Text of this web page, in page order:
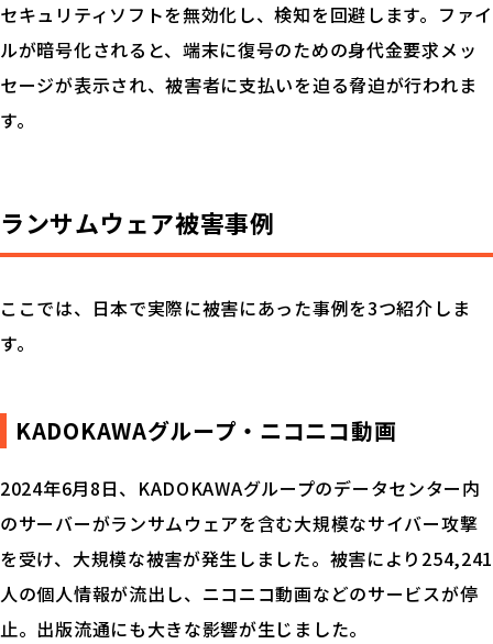
セキュリティソフトを無効化し、検知を回避します。ファイ
ルが暗号化されると、端末に復号のための身代金要求メッ
セージが表示され、被害者に支払いを迫る脅迫が行われま
す。
ランサムウェア被害事例
ここでは、日本で実際に被害にあった事例を3つ紹介しま
す。
KADOKAWAグループ・ニコニコ動画
2024年6月8日、KADOKAWAグループのデータセンター内
のサーバーがランサムウェアを含む⼤規模なサイバー攻撃
を受け、大規模な被害が発生しました。被害により254,241
人の個人情報が流出し、ニコニコ動画などのサービスが停
止。出版流通にも大きな影響が生じました。